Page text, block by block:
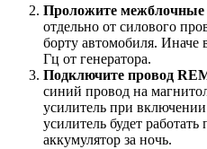
Проложите межблочные
отдельно от силового
борту автомобиля.
Гц от генератора.
Подключите провод
синий провод на
усилитель при
усилитель будет
аккумулятор за ночь.